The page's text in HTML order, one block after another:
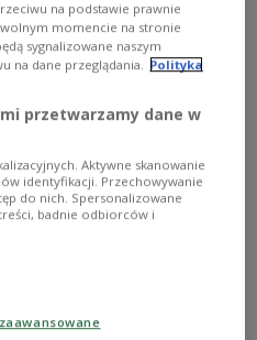
z Pucharem
słowami"
2:1 i wygrali serię play-
na podstawie prawnie
momencie na stronie
sygnalizowane naszym
na dane przeglądania.
Polityka
przetwarzamy dane w
Aktywne skanowanie
identyfikacji. Przechowywanie
do nich. Spersonalizowane
badnie odbiorców i